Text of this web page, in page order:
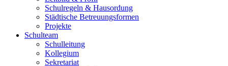
Schulregeln & Hausordung
Städtische Betreuungsformen
Projekte
Schulteam
Schulleitung
Kollegium
Sekretariat